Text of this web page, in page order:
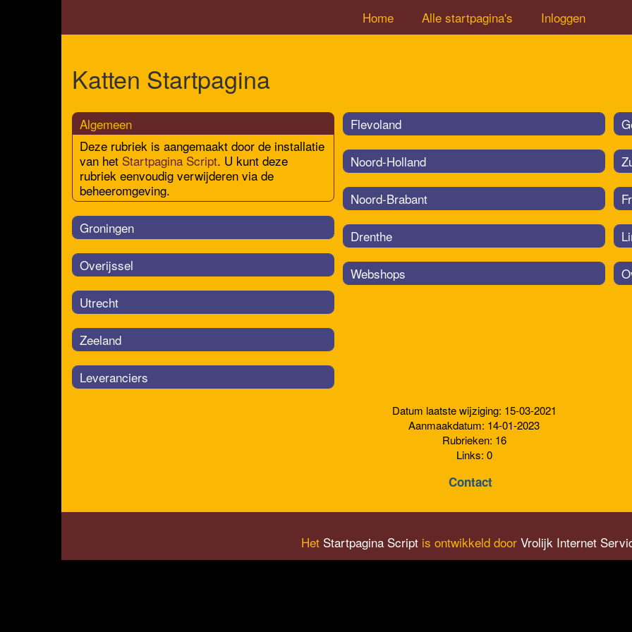
Home Alle startpagina's Inloggen
Katten Startpagina
Algemeen
Deze rubriek is aangemaakt door de installatie
van het Startpagina Script. U kunt deze
rubriek eenvoudig verwijderen via de
beheeromgeving.
Groningen
Overijssel
Utrecht
Zeeland
Leveranciers
Flevoland
Noord-Holland
Noord-Brabant
Drenthe
Webshops
Datum laatste wijziging: 15-03-2021
Aanmaakdatum: 14-01-2023
Rubrieken: 16
Links: 0
Contact
Het Startpagina Scriptis ontwikkeld door Vrolijk Internet